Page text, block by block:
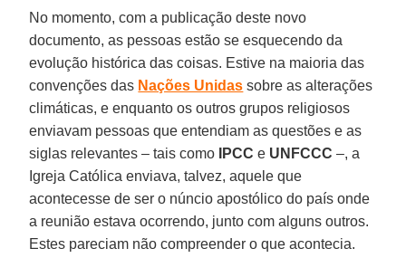
No momento, com a publicação deste novo
documento, as pessoas estão se esquecendo da
evolução histórica das coisas. Estive na maioria das
convenções das Nações Unidas sobre as alterações
climáticas, e enquanto os outros grupos religiosos
enviavam pessoas que entendiam as questões e as
siglas relevantes – tais como
IPCC e UNFCCC –, a
Igreja Católica enviava, talvez, aquele que
acontecesse de ser o núncio apostólico do país onde
a reunião estava ocorrendo, junto com alguns outros.
Estes pareciam não compreender o que acontecia.